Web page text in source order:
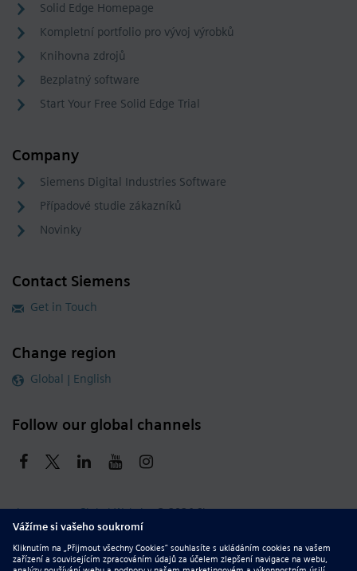
Solid Edge Homepage
Kompletní portfolio pro vývoj výrobků
Knihovna zdrojů
Bezplatný software
Start Your Free Solid Edge Trial
Company
Siemens Digital Industries Software
Případové studie zákazníků
Novinky
Contact Siemens
Get in Touch
Change region
Global | English
Follow our global channels
siemens.com Global Website © 2026 Siemens
Whistleblowing
Corporate Information